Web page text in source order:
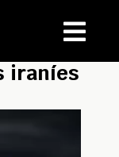
iraníes